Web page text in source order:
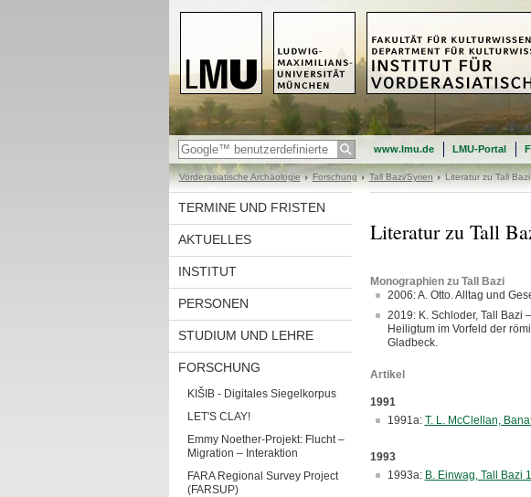
www.lmu.de LMU-Portal
Vorderasiatische Archäologie Forschung Tall Bazi/Syrien Literatur zu Tall Bazi
TERMINE UND FRISTEN
AKTUELLES
INSTITUT
PERSONEN
STUDIUM UND LEHRE
FORSCHUNG
KIŠIB - Digitales Siegelkorpus
LET'S CLAY!
Emmy Noether-Projekt: Flucht –
Migration – Interaktion
FARA Regional Survey Project
(FARSUP)
Literatur zu Tall
Monographien zu Tall Bazi
2006: A. Otto. Alltag und
2019: K. Schloder, Tall Bazi
Heiligtum im Vorfeld der
Gladbeck.
Artikel
1991
1991a: T. L. McClellan,
1993
1993a: B. Einwag, Tall Bazi